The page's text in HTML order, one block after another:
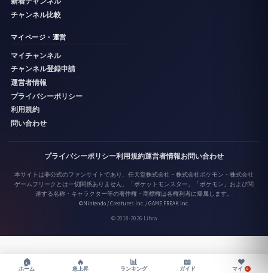
チャンネル比較
マイページ・運営
マイチャンネル
チャンネル登録申請
運営者情報
プライバシーポリシー
利用規約
問い合わせ
プライバシーポリシー利用規約運営者情報お問い合わせ
本サイトは非公式のファンサイトであり、任天堂株式会社・株式会社ポケモン・株式会社
ゲームフリークとは一切関係ありません。「ポケットモンスター」「ポケモン」および関
連する名称・キャラクター等の著作権・商標権は各権利者に帰属します。
©Nintendo / Creatures Inc. / GAME FREAK inc.
© 2018-2026 Libra
🏠
ホーム
🔥
急上昇
📊
ランキング
📖
ガイド
♥
マイ 0